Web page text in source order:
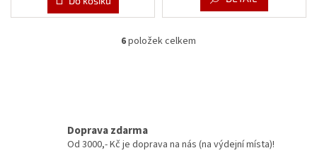
O
í
6položek celkem
Doprava zdarma
Od 3000,- Kč je doprava na nás (na výdejní místa)!